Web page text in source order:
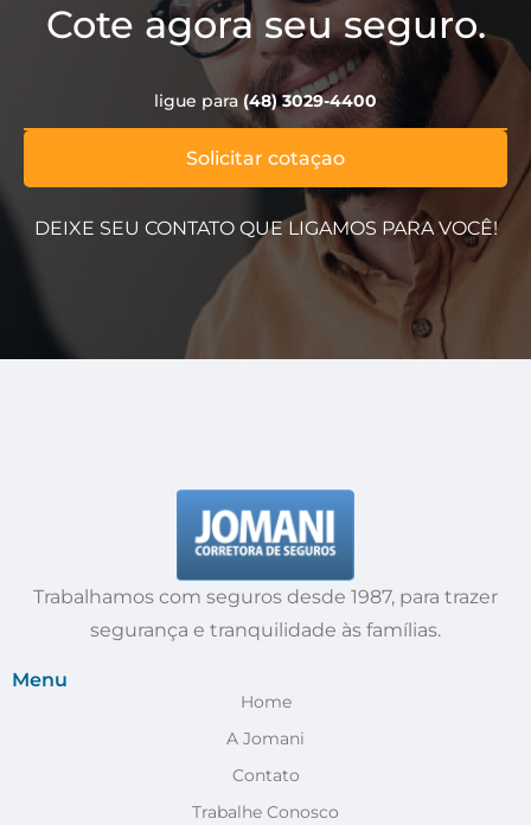
Cote agora seu seguro.
Solicitar cotaçao
ligue para (48) 3029-4400
DEIXE SEU CONTATO QUE LIGAMOS PARA VOCÊ!
Trabalhamos com seguros desde 1987, para trazer
segurança e tranquilidade às famílias.
Menu
Home
A Jomani
Contato
Trabalhe Conosco